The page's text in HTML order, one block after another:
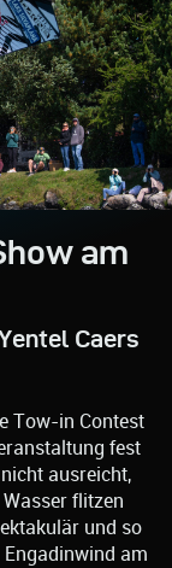
am
Caers
Tow-in Contest
fest
ausreicht,
flitzen
und so
am